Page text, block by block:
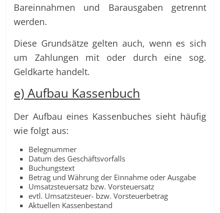
Bareinnahmen und Barausgaben getrennt
werden.
Diese Grundsätze gelten auch, wenn es sich
um Zahlungen mit oder durch eine sog.
Geldkarte handelt.
e) Aufbau Kassenbuch
Der Aufbau eines Kassenbuches sieht häufig
wie folgt aus:
Belegnummer
Datum des Geschäftsvorfalls
Buchungstext
Betrag und Währung der Einnahme oder Ausgabe
Umsatzsteuersatz bzw. Vorsteuersatz
evtl. Umsatzsteuer- bzw. Vorsteuerbetrag
Aktuellen Kassenbestand